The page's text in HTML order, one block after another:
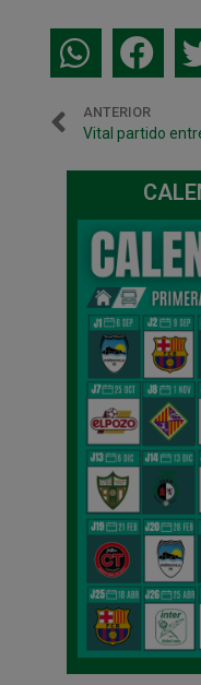
ANTERIOR